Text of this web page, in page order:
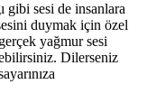
gibi sesi de insanlara
duymak için özel
yağmur sesi
Dilerseniz